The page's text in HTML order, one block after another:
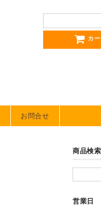
カ
お問合せ
商品検索
営業日